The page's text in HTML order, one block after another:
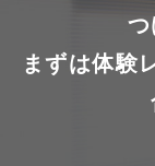
まずは体験